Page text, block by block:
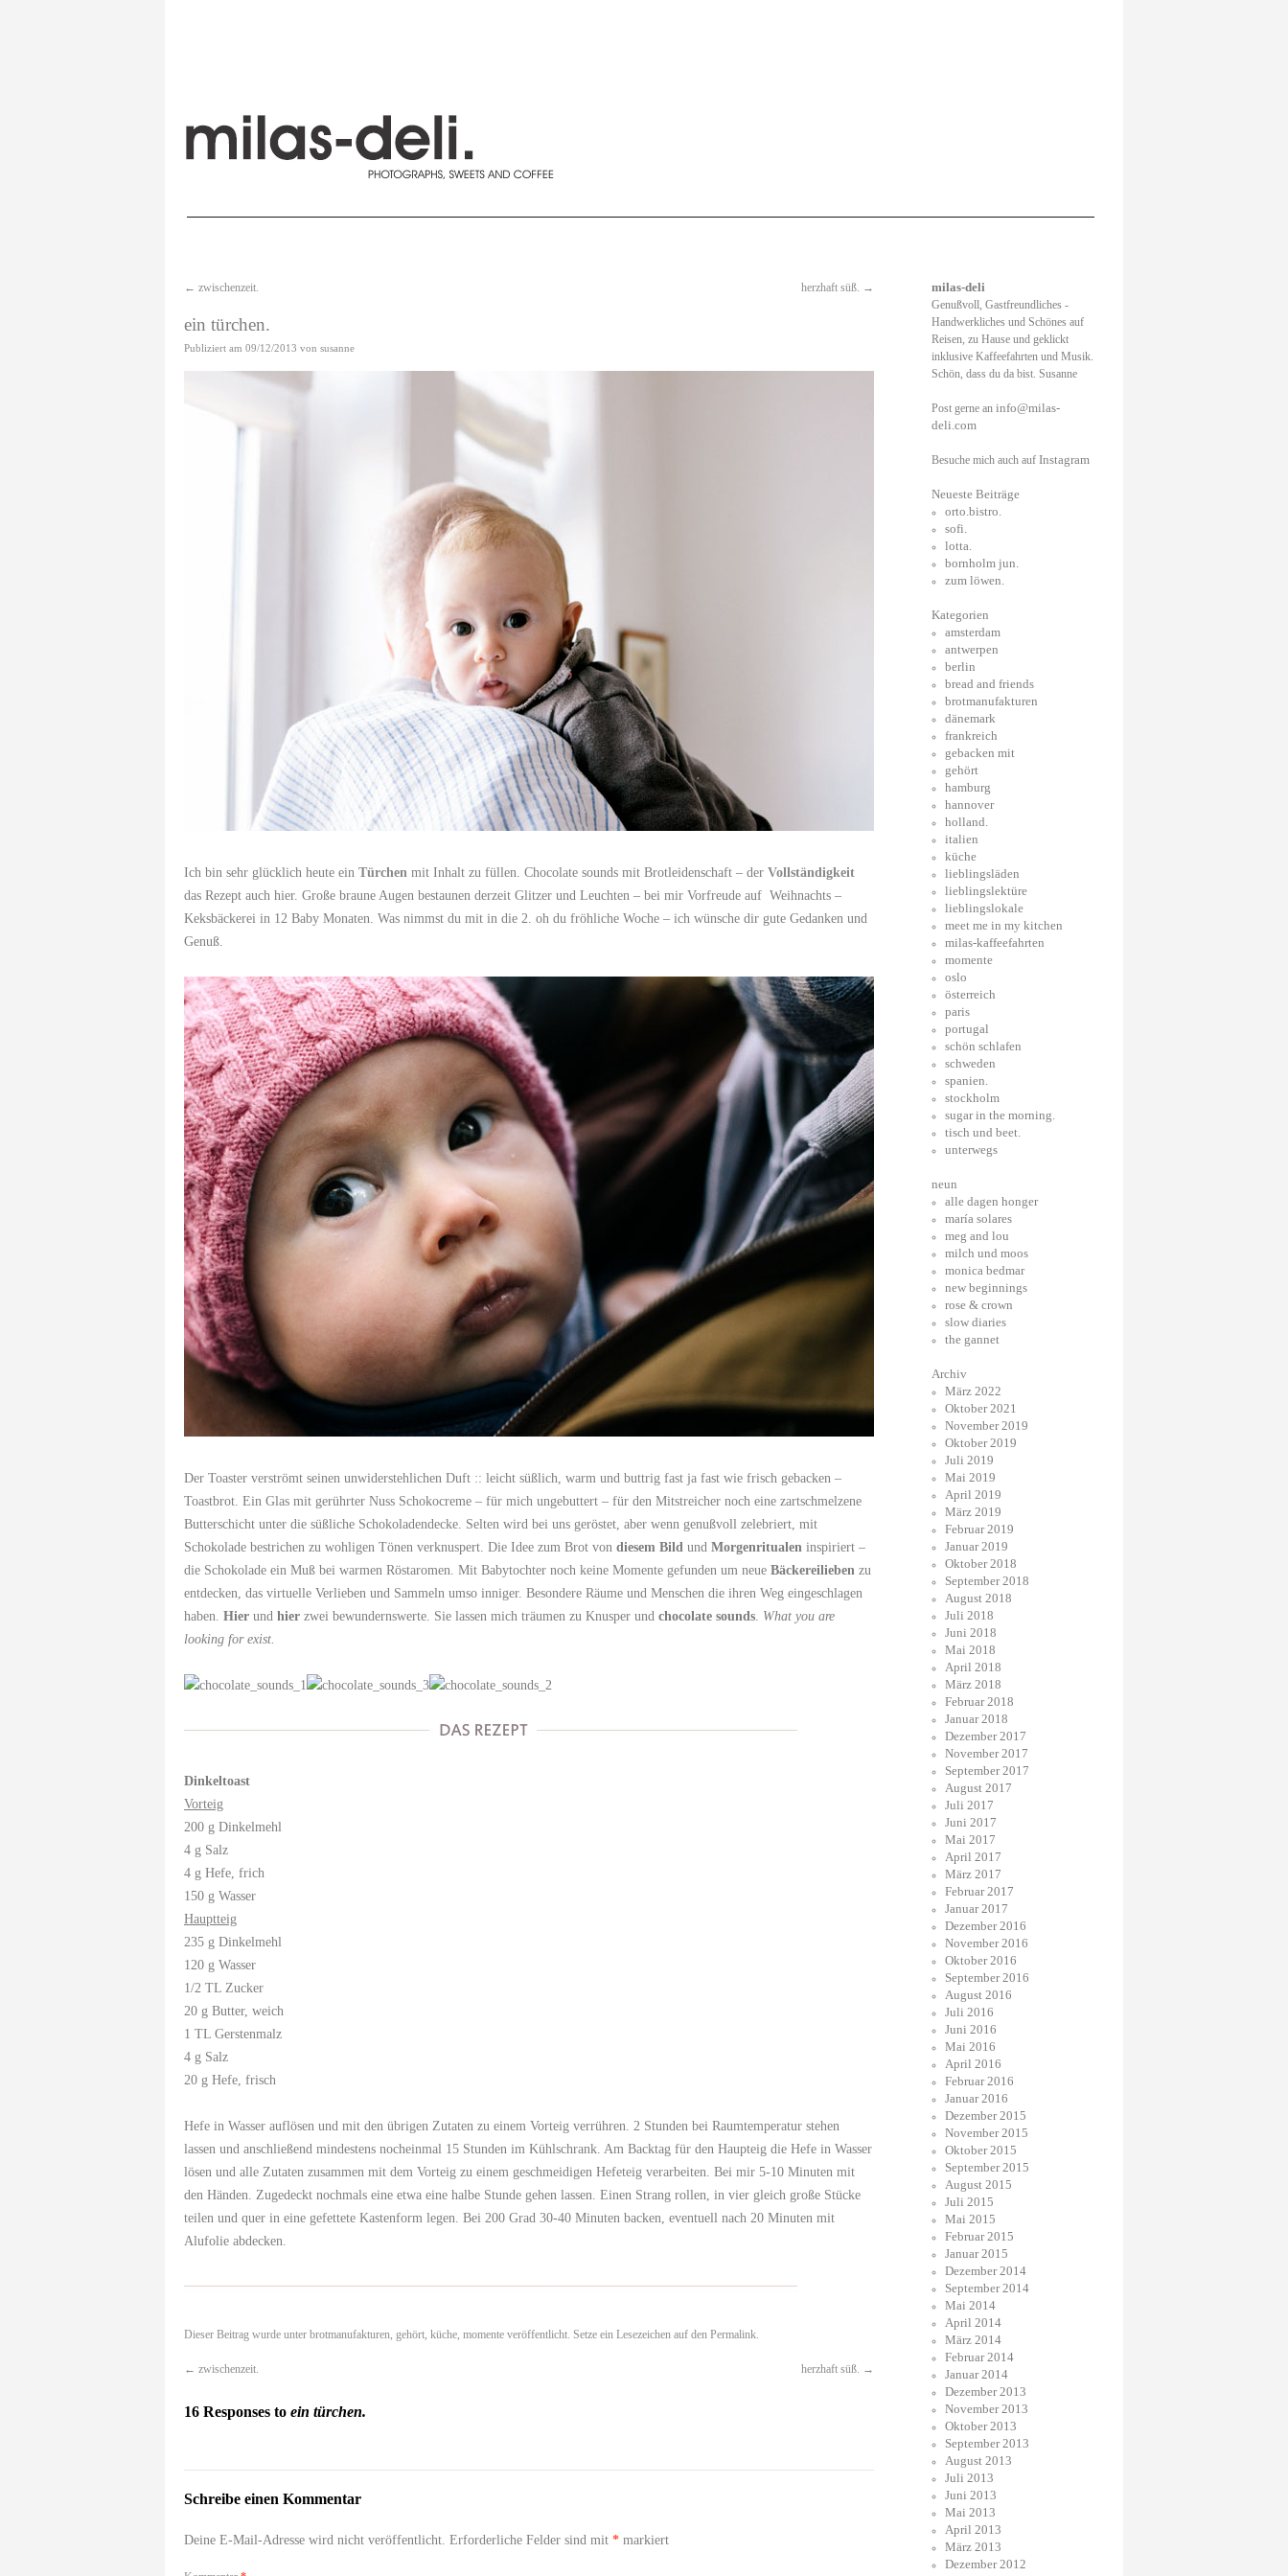
← zwischenzeit. herzhaft süß. →
ein türchen.
Publiziert am 09/12/2013 von susanne
Ich bin sehr glücklich heute ein Türchen mit Inhalt zu füllen. Chocolate sounds mit Brotleidenschaft – der Vollständigkeit
das Rezept auch hier. Große braune Augen bestaunen derzeit Glitzer und Leuchten – bei mir Vorfreude auf Weihnachts –
Keksbäckerei in 12 Baby Monaten. Was nimmst du mit in die 2. oh du fröhliche Woche – ich wünsche dir gute Gedanken und
Genuß.
Der Toaster verströmt seinen unwiderstehlichen Duft :: leicht süßlich, warm und buttrig fast ja fast wie frisch gebacken –
Toastbrot. Ein Glas mit gerührter Nuss Schokocreme – für mich ungebuttert – für den Mitstreicher noch eine zartschmelzene
Butterschicht unter die süßliche Schokoladendecke. Selten wird bei uns geröstet, aber wenn genußvoll zelebriert, mit
Schokolade bestrichen zu wohligen Tönen verknuspert. Die Idee zum Brot von diesem Bild und Morgenritualen inspiriert –
die Schokolade ein Muß bei warmen Röstaromen. Mit Babytochter noch keine Momente gefunden um neue Bäckereilieben zu
entdecken, das virtuelle Verlieben und Sammeln umso inniger. Besondere Räume und Menschen die ihren Weg eingeschlagen
haben. Hier und hier zwei bewundernswerte. Sie lassen mich träumen zu Knusper und chocolate sounds. What you are
looking for exist.
Dinkeltoast
Vorteig
200 g Dinkelmehl
4 g Salz
4 g Hefe, frich
150 g Wasser
Hauptteig
235 g Dinkelmehl
120 g Wasser
1/2 TL Zucker
20 g Butter, weich
1 TL Gerstenmalz
4 g Salz
20 g Hefe, frisch
Hefe in Wasser auflösen und mit den übrigen Zutaten zu einem Vorteig verrühren. 2 Stunden bei Raumtemperatur stehen
lassen und anschließend mindestens nocheinmal 15 Stunden im Kühlschrank. Am Backtag für den Haupteig die Hefe in Wasser
lösen und alle Zutaten zusammen mit dem Vorteig zu einem geschmeidigen Hefeteig verarbeiten. Bei mir 5-10 Minuten mit
den Händen. Zugedeckt nochmals eine etwa eine halbe Stunde gehen lassen. Einen Strang rollen, in vier gleich große Stücke
teilen und quer in eine gefettete Kastenform legen. Bei 200 Grad 30-40 Minuten backen, eventuell nach 20 Minuten mit
Alufolie abdecken.
Dieser Beitrag wurde unter brotmanufakturen, gehört, küche, momente veröffentlicht. Setze ein Lesezeichen auf den Permalink.
← zwischenzeit. herzhaft süß. →
16 Responses to ein türchen.
Schreibe einen Kommentar
Deine E-Mail-Adresse wird nicht veröffentlicht. Erforderliche Felder sind mit * markiert
milas-deli
Genußvoll, Gastfreundliches -
Handwerkliches und Schönes auf
Reisen, zu Hause und geklickt
inklusive Kaffeefahrten und Musik.
Schön, dass du da bist. Susanne
Post gerne an info@milas-
deli.com
Besuche mich auch auf Instagram
Neueste Beiträge
orto.bistro.
sofi.
lotta.
bornholm jun.
zum löwen.
Kategorien
amsterdam
antwerpen
berlin
bread and friends
brotmanufakturen
dänemark
frankreich
gebacken mit
gehört
hamburg
hannover
holland.
italien
küche
lieblingsläden
lieblingslektüre
lieblingslokale
meet me in my kitchen
milas-kaffeefahrten
momente
oslo
österreich
paris
portugal
schön schlafen
schweden
spanien.
stockholm
sugar in the morning.
tisch und beet.
unterwegs
neun
alle dagen honger
maría solares
meg and lou
milch und moos
monica bedmar
new beginnings
rose & crown
slow diaries
the gannet
Archiv
März 2022
Oktober 2021
November 2019
Oktober 2019
Juli 2019
Mai 2019
April 2019
März 2019
Februar 2019
Januar 2019
Oktober 2018
September 2018
August 2018
Juli 2018
Juni 2018
Mai 2018
April 2018
März 2018
Februar 2018
Januar 2018
Dezember 2017
November 2017
September 2017
August 2017
Juli 2017
Juni 2017
Mai 2017
April 2017
März 2017
Februar 2017
Januar 2017
Dezember 2016
November 2016
Oktober 2016
September 2016
August 2016
Juli 2016
Juni 2016
Mai 2016
April 2016
Februar 2016
Januar 2016
Dezember 2015
November 2015
Oktober 2015
September 2015
August 2015
Juli 2015
Mai 2015
Februar 2015
Januar 2015
Dezember 2014
September 2014
Mai 2014
April 2014
März 2014
Februar 2014
Januar 2014
Dezember 2013
November 2013
Oktober 2013
September 2013
August 2013
Juli 2013
Juni 2013
Mai 2013
April 2013
März 2013
Dezember 2012